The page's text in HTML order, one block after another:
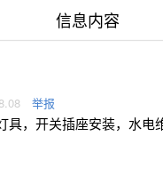
信息内容
举报
具，开关插座安装，水电